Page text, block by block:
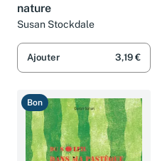
nature
Susan Stockdale
Ajouter 3,19 €
Bon